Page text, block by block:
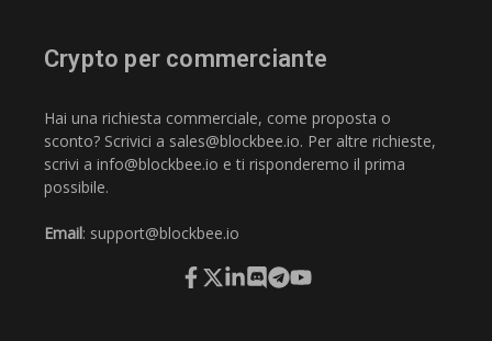
Crypto per commerciante
Hai una richiesta commerciale, come proposta o
sconto? Scrivici a sales@blockbee.io. Per altre richieste,
scrivi a info@blockbee.io e ti risponderemo il prima
possibile.
Email: support@blockbee.io